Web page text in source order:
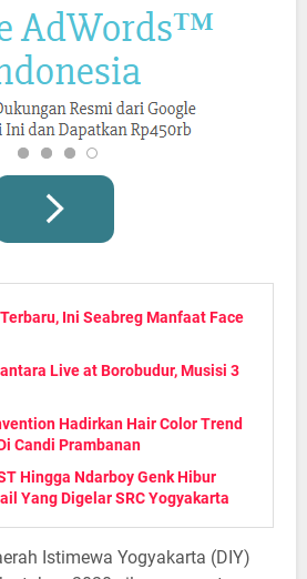
Ini Seabreg Manfaat Face
Live at Borobudur, Musisi 3
Hadirkan Hair Color Trend
Candi Prambanan
Hingga Ndarboy Genk Hibur
Yang Digelar SRC Yogyakarta
Istimewa Yogyakarta (DIY)